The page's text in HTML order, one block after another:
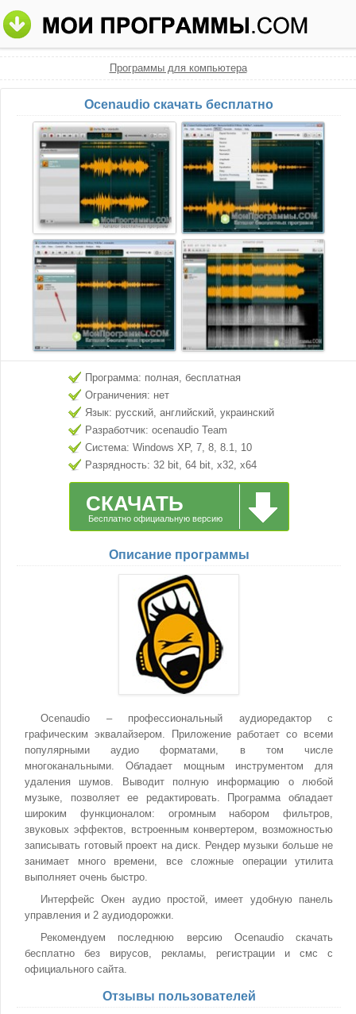
Программы для компьютера
Ocenaudio скачать бесплатно
Программа: полная, бесплатная
Ограничения: нет
Язык: русский, английский, украинский
Разработчик: ocenaudio Team
Система: Windows XP, 7, 8, 8.1, 10
Разрядность: 32 bit, 64 bit, x32, x64
СКАЧАТЬ
Бесплатно официальную версию
Описание программы
Ocenaudio – профессиональный аудиоредактор с
графическим эквалайзером. Приложение работает со всеми
популярными аудио форматами, в том числе
многоканальными. Обладает мощным инструментом для
удаления шумов. Выводит полную информацию о любой
музыке, позволяет ее редактировать. Программа обладает
широким функционалом: огромным набором фильтров,
звуковых эффектов, встроенным конвертером, возможностью
записывать готовый проект на диск. Рендер музыки больше не
занимает много времени, все сложные операции утилита
выполняет очень быстро.
Интерфейс Окен аудио простой, имеет удобную панель
управления и 2 аудиодорожки.
Рекомендуем последнюю версию Ocenaudio скачать
бесплатно без вирусов, рекламы, регистрации и смс с
официального сайта.
Отзывы пользователей